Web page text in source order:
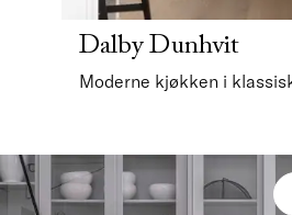
Dalby Dunhvit
Moderne kjøkken i